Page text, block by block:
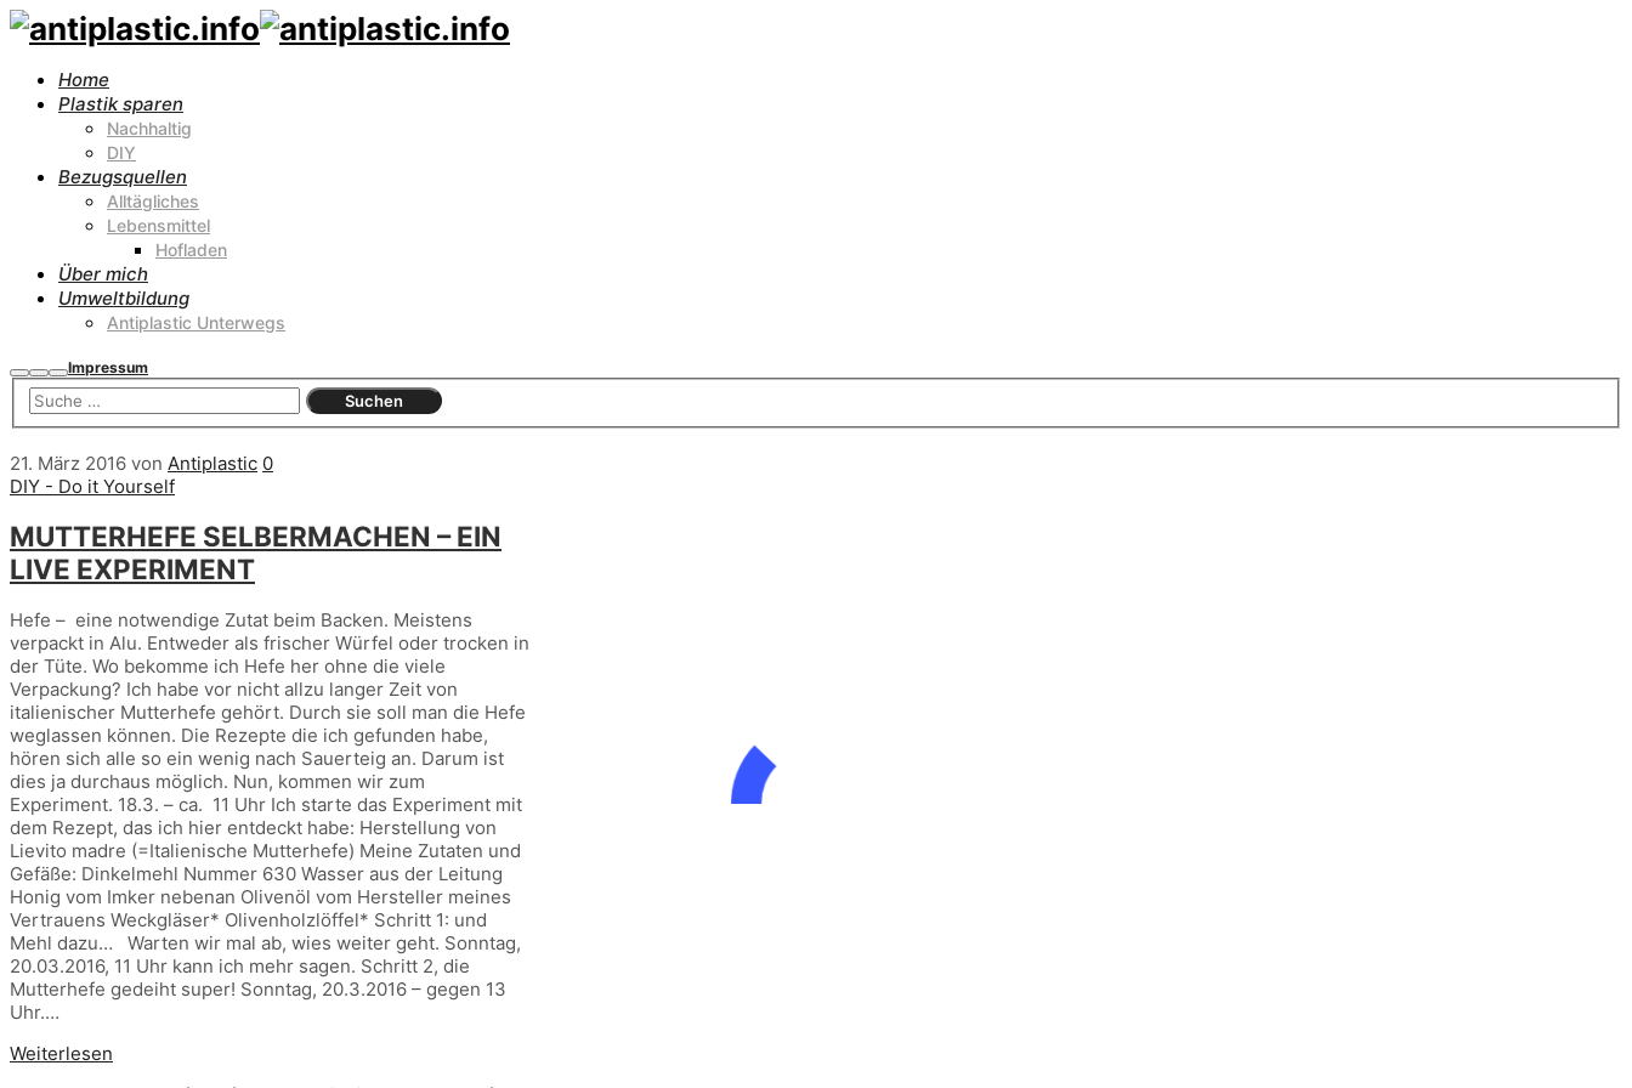
Home
Plastik sparen
Nachhaltig
DIY
Bezugsquellen
Alltägliches
Lebensmittel
Hofladen
Über mich
Umweltbildung
Antiplastic Unterwegs
Suchen
Mehr
Info
Hauptmenü
Impressum
21. März 2016 von Antiplastic 0
DIY - Do it Yourself
MUTTERHEFE SELBERMACHEN – EIN
LIVE EXPERIMENT
Hefe – eine notwendige Zutat beim Backen. Meistens
verpackt in Alu. Entweder als frischer Würfel oder trocken in
der Tüte. Wo bekomme ich Hefe her ohne die viele
Verpackung? Ich habe vor nicht allzu langer Zeit von
italienischer Mutterhefe gehört. Durch sie soll man die Hefe
weglassen können. Die Rezepte die ich gefunden habe,
hören sich alle so ein wenig nach Sauerteig an. Darum ist
dies ja durchaus möglich. Nun, kommen wir zum
Experiment. 18.3. – ca. 11 Uhr Ich starte das Experiment mit
dem Rezept, das ich hier entdeckt habe: Herstellung von
Lievito madre (=Italienische Mutterhefe) Meine Zutaten und
Gefäße: Dinkelmehl Nummer 630 Wasser aus der Leitung
Honig vom Imker nebenan Olivenöl vom Hersteller meines
Vertrauens Weckgläser* Olivenholzlöffel* Schritt 1: und
Mehl dazu… Warten wir mal ab, wies weiter geht. Sonntag,
20.03.2016, 11 Uhr kann ich mehr sagen. Schritt 2, die
Mutterhefe gedeiht super! Sonntag, 20.3.2016 – gegen 13
Uhr.…
Weiterlesen